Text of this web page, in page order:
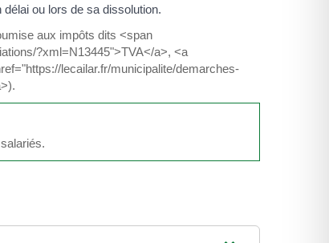
ou lors de sa dissolution.
aux impôts dits <span
?xml=N13445">TVA</a>, <a
lecailar.fr/municipalite/demarches-